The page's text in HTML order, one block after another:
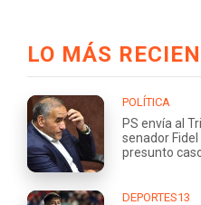
LO MÁS
POLÍTICA
PS envía al
senador
presunto
DEPORTES13